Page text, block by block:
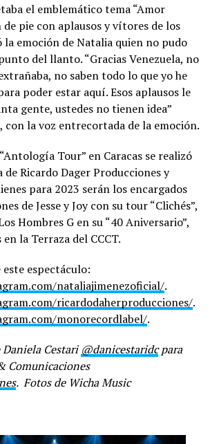
el emblemático tema “Amor
de pie con aplausos y vítores de los
la emoción de Natalia quien no pudo
del llanto. “Gracias Venezuela, no
no saben todo lo que yo he
poder estar aquí. Esos aplausos le
gente, ustedes no tienen idea”
con la voz entrecortada de la emoción.
Tour” en Caracas se realizó
Ricardo Dager Producciones y
para 2023 serán los encargados
de Jesse y Joy con su tour “Clichés”,
Hombres G en su “40 Aniversario”,
la Terraza del CCCT.
este espectáculo:
nataliajimenezoficial/.
ricardodaherproducciones/.
monorecordlabel/.
Cestari @danicestaridcpara
Comunicaciones
. Fotos de Wicha Music